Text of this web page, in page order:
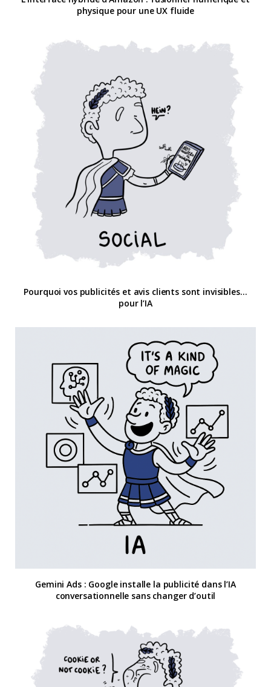
physique pour une UX fluide
Pourquoi vos publicités et avis clients sont invisibles…
pour l’IA
Gemini Ads : Google installe la publicité dans l’IA
conversationnelle sans changer d’outil